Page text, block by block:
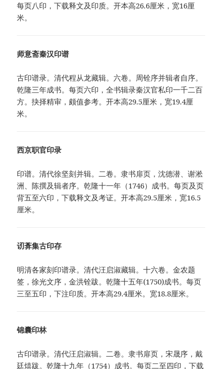
每页八印，下载释文及印质。开本高26.6厘米，宽16厘
米。
师意斋秦汉印谱
古印谱录。清代程从龙藏辑。六卷。周铨序并辑者自序。
乾隆三年成书。每页六印，全书辑录秦汉官私印一千二百
方。抉择精审，颇值参考。开本高29.5厘米，宽19.4厘
米。
西京职官印录
印谱。清代徐坚刻并辑。二卷。隶书扉页，沈德潜、谢淞
洲、陈撰及辑者序。乾隆十一年（1746）成书。每页及页
背五至六印，下载释文及考证。开本高29.5厘米，宽16.5
厘米。
讱葊集古印存
明清各家刻印谱录。清代汪启淑藏辑。十六卷。金农题
签，徐光文序，金洪铨跋。乾隆十五年(1750)成书。每页
三至五印，下注印质。开本高29.4厘米。宽18.8厘米。
锦囊印林
古印谱录。清代汪启淑辑。二卷。隶书扉页，宋晟序，戴
廷熺跋。乾隆十九年（1754）成书。每页二至四印，下载